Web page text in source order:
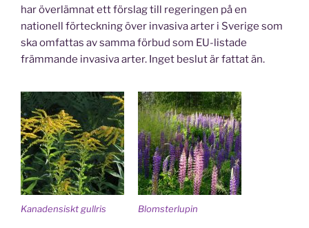
har överlämnat ett förslag till regeringen på en
nationell förteckning över invasiva arter i Sverige som
ska omfattas av samma förbud som EU-listade
främmande invasiva arter. Inget beslut är fattat än.
Kanadensiskt gullris Blomsterlupin